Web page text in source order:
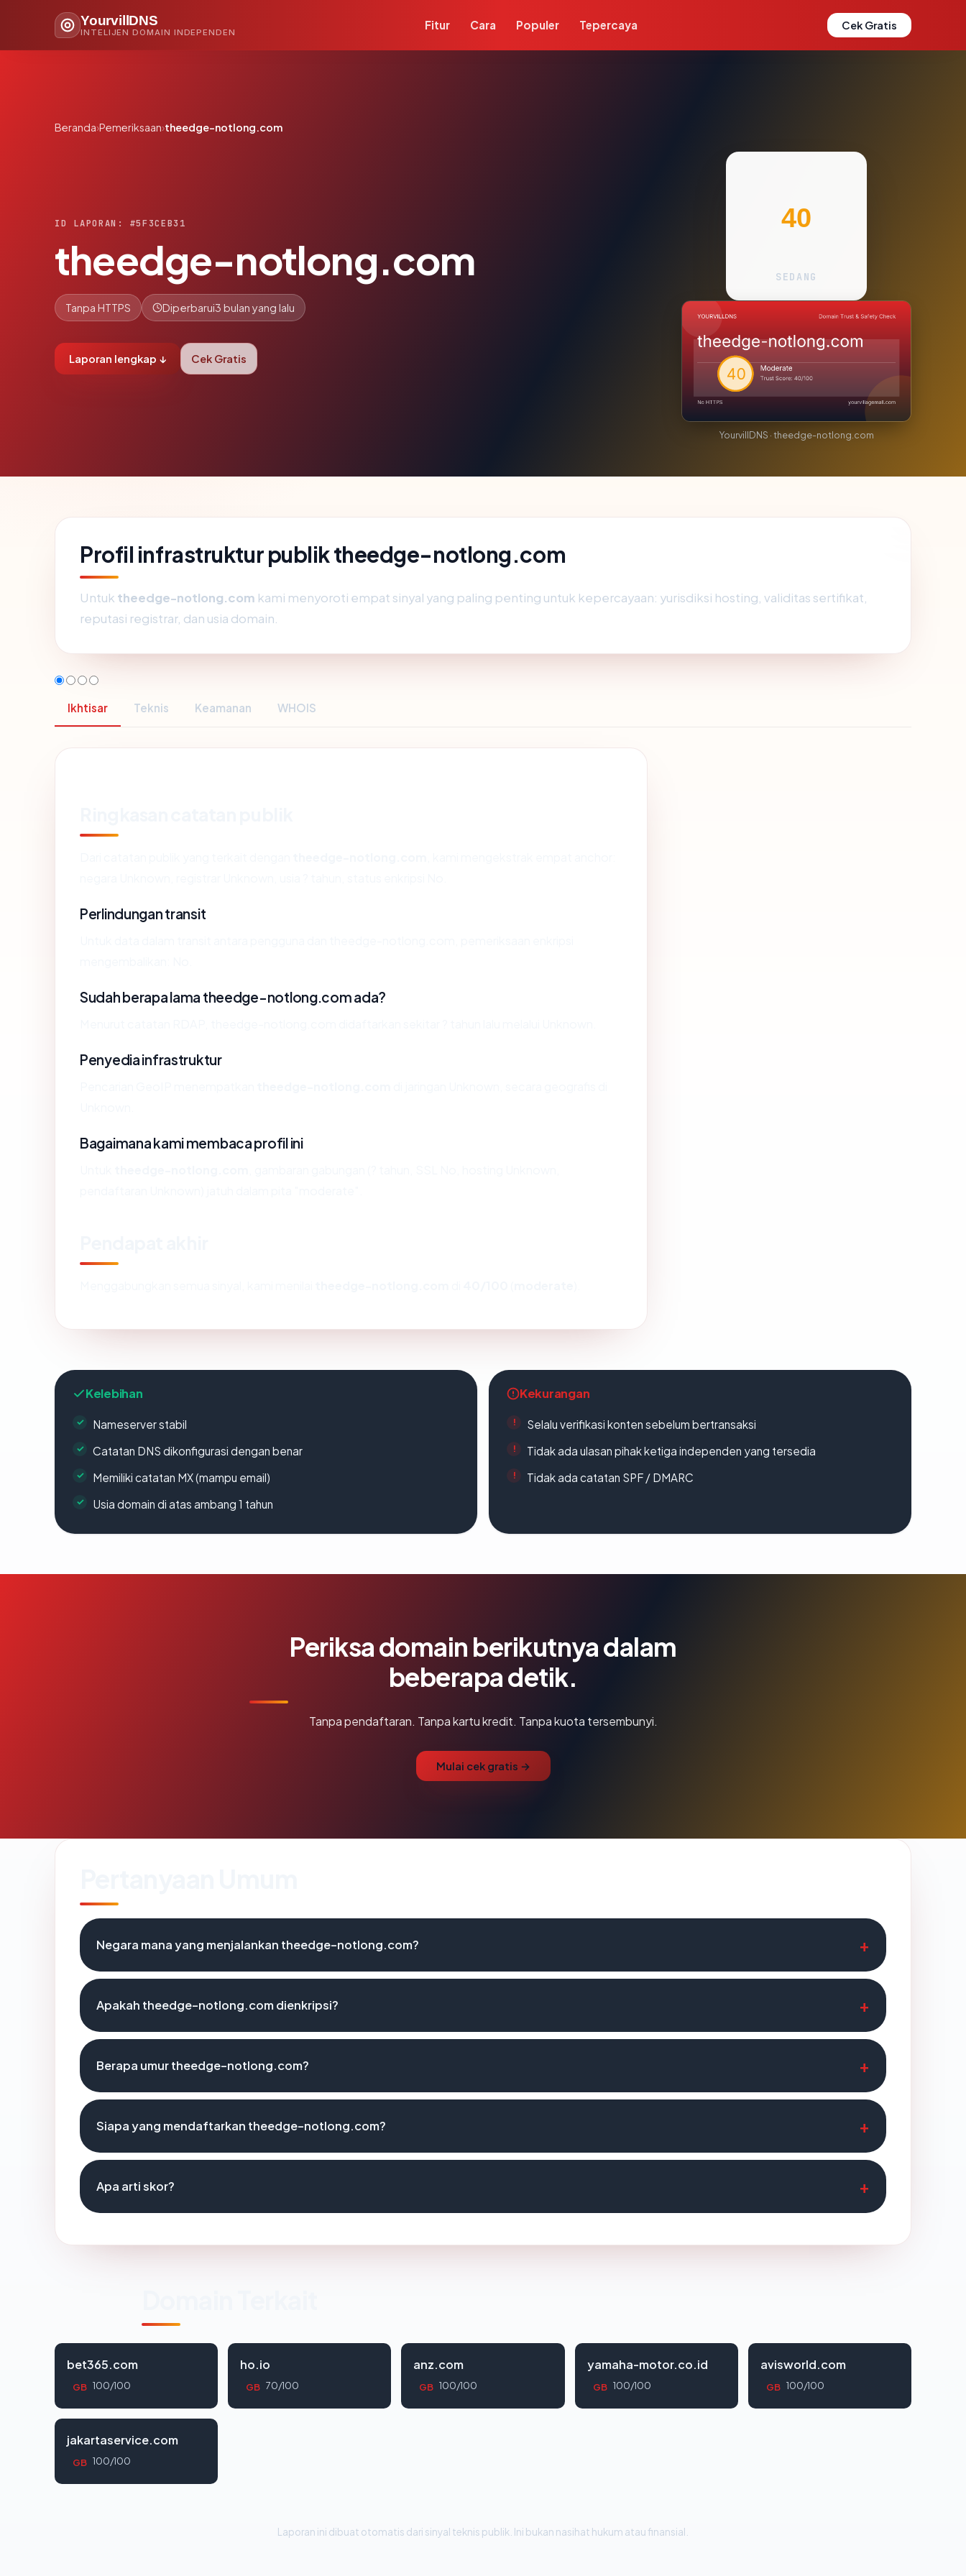
YourvillDNS
INTELIJEN DOMAIN INDEPENDEN
Fitur Cara Populer Tepercaya Cek Gratis
Beranda›Pemeriksaan›theedge-notlong.com
ID LAPORAN: #5F3CEB31
theedge-notlong.com
Tanpa HTTPS Diperbarui3 bulan yang lalu
Laporan lengkap ↓ Cek Gratis
40
SEDANG
YourvillDNS · theedge-notlong.com
Profil infrastruktur publik theedge-notlong.com
Untuk theedge-notlong.com kami menyoroti empat sinyal yang paling penting untuk kepercayaan: yurisdiksi hosting, validitas sertifikat,
reputasi registrar, dan usia domain.
Ikhtisar Teknis Keamanan WHOIS
Perlindungan transit
Sudah berapa lama theedge-notlong.com ada?
Penyedia infrastruktur
Bagaimana kami membaca profil ini
Kelebihan
Nameserver stabil
Catatan DNS dikonfigurasi dengan benar
Memiliki catatan MX (mampu email)
Usia domain di atas ambang 1 tahun
Kekurangan
Selalu verifikasi konten sebelum bertransaksi
Tidak ada ulasan pihak ketiga independen yang tersedia
Tidak ada catatan SPF / DMARC
Periksa domain berikutnya dalam
beberapa detik.
Tanpa pendaftaran. Tanpa kartu kredit. Tanpa kuota tersembunyi.
Mulai cek gratis →
Negara mana yang menjalankan theedge-notlong.com?
Apakah theedge-notlong.com dienkripsi?
Berapa umur theedge-notlong.com?
Siapa yang mendaftarkan theedge-notlong.com?
Apa arti skor?
bet365.com
GB 100/100
ho.io
GB 70/100
anz.com
GB 100/100
yamaha-motor.co.id
GB 100/100
avisworld.com
GB 100/100
jakartaservice.com
GB 100/100
Laporan ini dibuat otomatis dari sinyal teknis publik. Ini bukan nasihat hukum atau finansial.